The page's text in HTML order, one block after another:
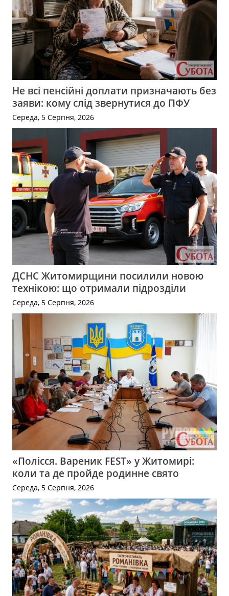
Не всі пенсійні доплати призначають без
заяви: кому слід звернутися до ПФУ
Середа, 5 Серпня, 2026
ДСНС Житомирщини посилили новою
технікою: що отримали підрозділи
Середа, 5 Серпня, 2026
«Полісся. Вареник FEST» у Житомирі:
коли та де пройде родинне свято
Середа, 5 Серпня, 2026